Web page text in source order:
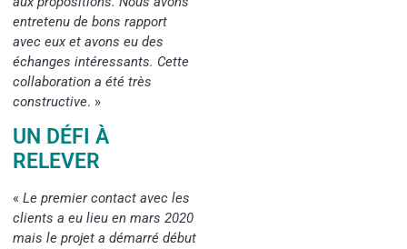
entretenu de bons rapport
avec eux et avons eu des
échanges intéressants. Cette
collaboration a été très
constructive. »
UN DÉFI À
RELEVER
« Le premier contact avec les
clients a eu lieu en mars 2020
mais le projet a démarré début